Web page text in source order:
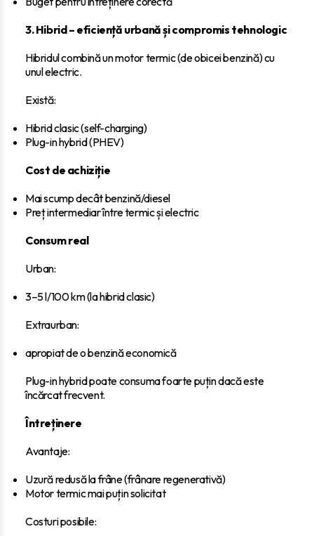
3. Hibrid – eficiență urbană și compromis tehnologic
Hibridul combină un motor termic (de obicei benzină) cu
unul electric.
Există:
Hibrid clasic (self-charging)
Plug-in hybrid (PHEV)
Cost de achiziție
Mai scump decât benzină/diesel
Preț intermediar între termic și electric
Consum real
Urban:
3–5 l/100 km (la hibrid clasic)
Extraurban:
apropiat de o benzină economică
Plug-in hybrid poate consuma foarte puțin dacă este
încărcat frecvent.
Întreținere
Avantaje:
Uzură redusă la frâne (frânare regenerativă)
Motor termic mai puțin solicitat
Costuri posibile: